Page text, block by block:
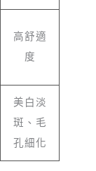
高舒適
度
美白淡
斑、毛
孔細化